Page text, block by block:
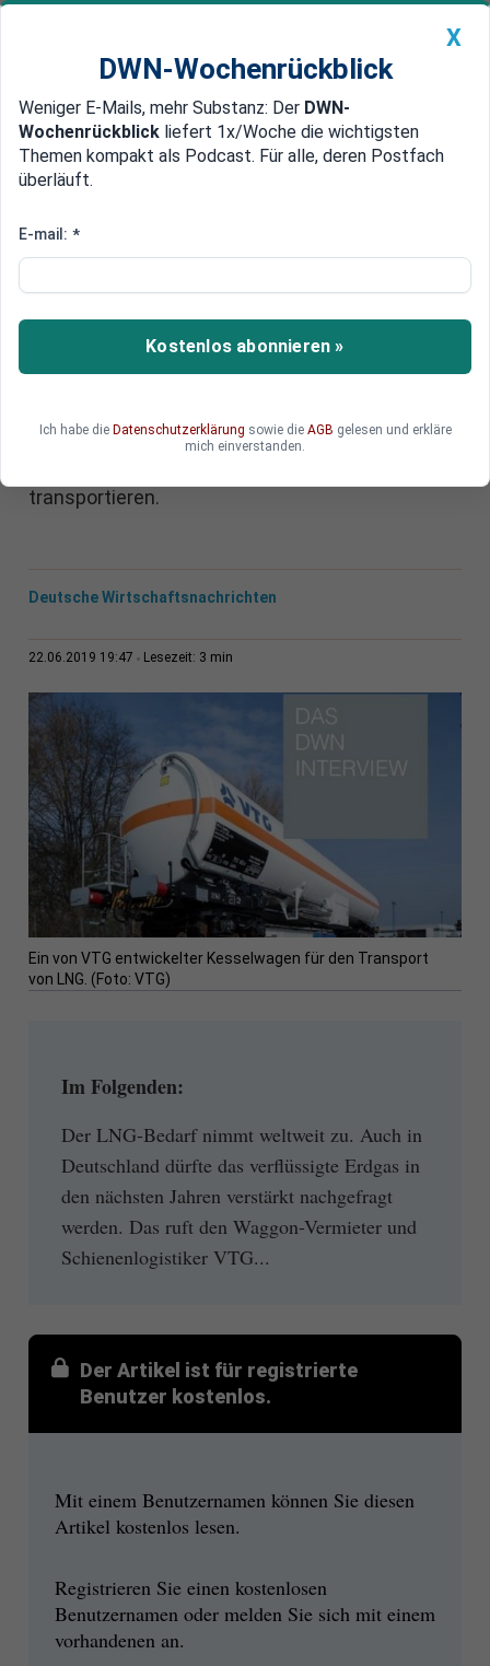
Newsticker MEIN DWN: Geldanlage Premium
Edelmetalle DWN-Magazin China
Transport per Kesselwagen
Schienen-Logistiker VTG will
Deutschland flächendeckend mit
LNG versorgen
Weltweit nimmt die Nachfrage nach LNG zu. Der
Chance - das Hamburger Traditions-
Unternehmen will das Flüssiggas
transportieren.
Deutsche Wirtschaftsnachrichten
22.06.2019 19:47 Lesezeit: 3 min
Ein von VTG entwickelter Kesselwagen für den Transport
von LNG. (Foto: VTG)
Im Folgenden:
Der LNG-Bedarf nimmt weltweit zu. Auch in
Deutschland dürfte das verflüssigte Erdgas in
den nächsten Jahren verstärkt nachgefragt
werden. Das ruft den Waggon-Vermieter und
Schienenlogistiker VTG...
Der Artikel ist für registrierte
Benutzer kostenlos.
Mit einem Benutzernamen können Sie diesen
Artikel kostenlos lesen.
Registrieren Sie einen kostenlosen
Benutzernamen oder melden Sie sich mit einem
vorhandenen an.
X
DWN-Wochenrückblick
Weniger E-Mails, mehr Substanz: Der DWN-
Wochenrückblick liefert 1x/Woche die wichtigsten
Themen kompakt als Podcast. Für alle, deren Postfach
überläuft.
E-mail: *
Kostenlos abonnieren »
Ich habe die Datenschutzerklärung sowie die AGB gelesen und erkläre
mich einverstanden.